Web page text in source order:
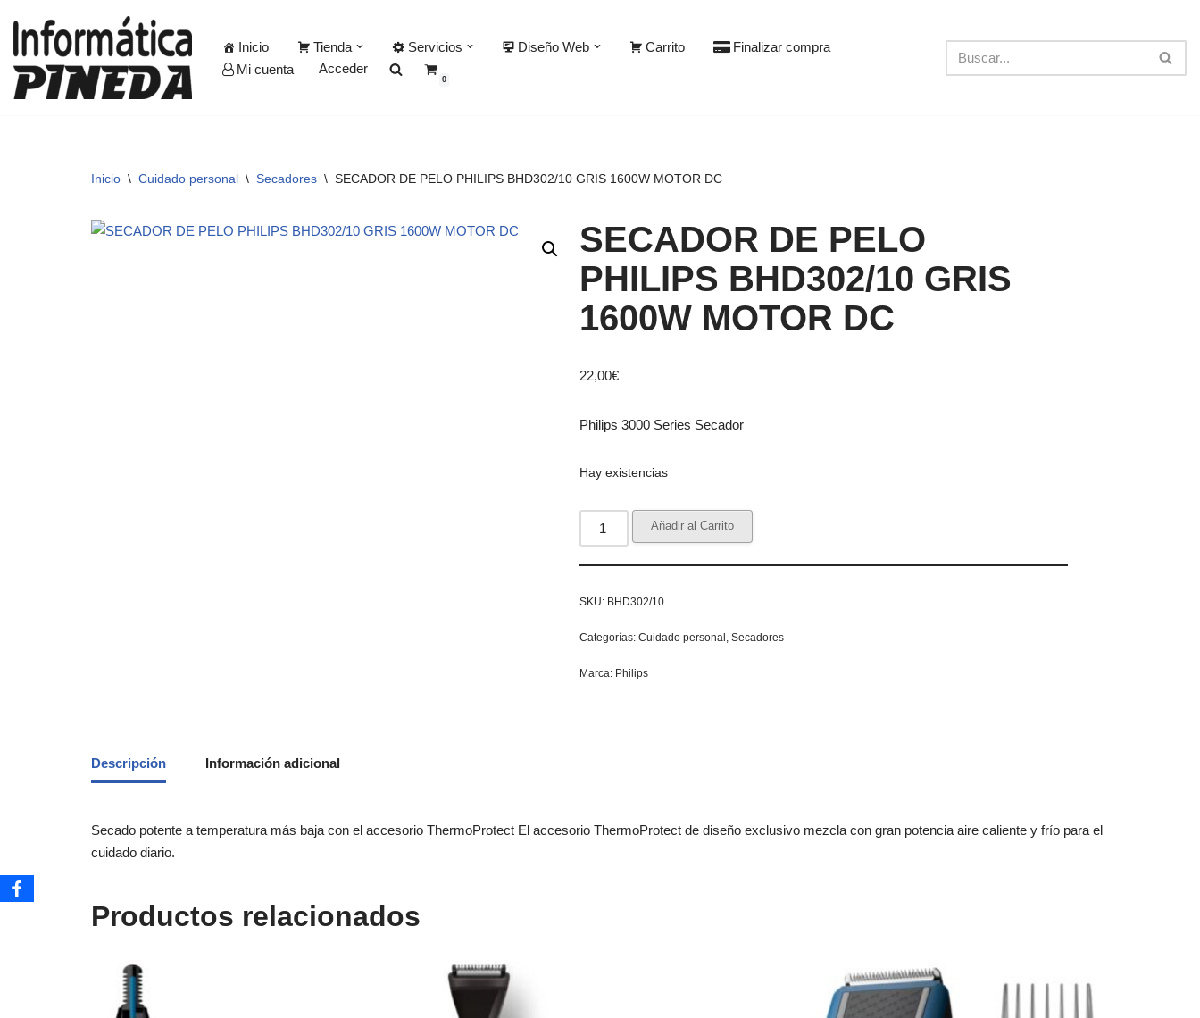
Saltar
al
contenido
Inicio Tienda Servicios Diseño Web Carrito
Finalizar compra
Mi cuenta
Acceder
0
Inicio \ Cuidado personal \ Secadores \ SECADOR DE PELO PHILIPS BHD302/10 GRIS 1600W MOTOR DC
SECADOR DE PELO
PHILIPS BHD302/10 GRIS
1600W MOTOR DC
22,00€
Philips 3000 Series Secador
Hay existencias
Añadir al Carrito
SKU: BHD302/10
Categorías:Cuidado personal ,Secadores
Marca: Philips
Descripción Información adicional
Secado potente a temperatura más baja con el accesorio ThermoProtect El accesorio ThermoProtect de diseño exclusivo mezcla con gran potencia aire caliente y frío para el
cuidado diario.
Productos relacionados